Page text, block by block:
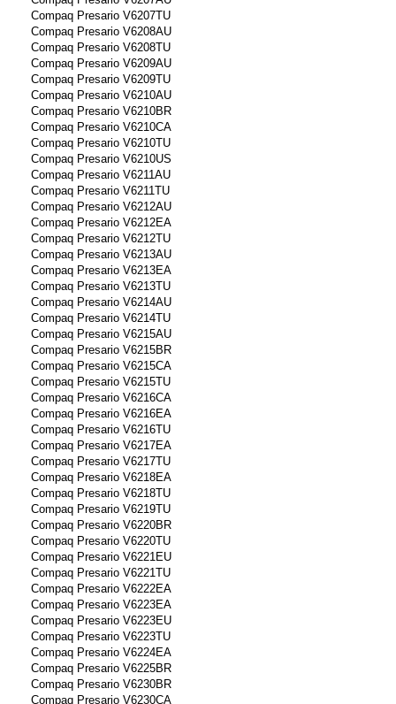
Compaq Presario V6207TU
Compaq Presario V6208AU
Compaq Presario V6208TU
Compaq Presario V6209AU
Compaq Presario V6209TU
Compaq Presario V6210AU
Compaq Presario V6210BR
Compaq Presario V6210CA
Compaq Presario V6210TU
Compaq Presario V6210US
Compaq Presario V6211AU
Compaq Presario V6211TU
Compaq Presario V6212AU
Compaq Presario V6212EA
Compaq Presario V6212TU
Compaq Presario V6213AU
Compaq Presario V6213EA
Compaq Presario V6213TU
Compaq Presario V6214AU
Compaq Presario V6214TU
Compaq Presario V6215AU
Compaq Presario V6215BR
Compaq Presario V6215CA
Compaq Presario V6215TU
Compaq Presario V6216CA
Compaq Presario V6216EA
Compaq Presario V6216TU
Compaq Presario V6217EA
Compaq Presario V6217TU
Compaq Presario V6218EA
Compaq Presario V6218TU
Compaq Presario V6219TU
Compaq Presario V6220BR
Compaq Presario V6220TU
Compaq Presario V6221EU
Compaq Presario V6221TU
Compaq Presario V6222EA
Compaq Presario V6223EA
Compaq Presario V6223EU
Compaq Presario V6223TU
Compaq Presario V6224EA
Compaq Presario V6225BR
Compaq Presario V6230BR
Compaq Presario V6230CA